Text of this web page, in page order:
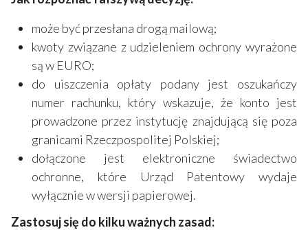
może być przesłana drogą mailową;
kwoty związane z udzieleniem ochrony wyrażone
są w EURO;
do uiszczenia opłaty podany jest oszukańczy
numer rachunku, który wskazuje, że konto jest
prowadzone przez instytucję znajdującą się poza
granicami Rzeczpospolitej Polskiej;
dołączone jest elektroniczne świadectwo
ochronne, które Urząd Patentowy wydaje
wyłącznie w wersji papierowej.
Zastosuj się do kilku ważnych zasad: